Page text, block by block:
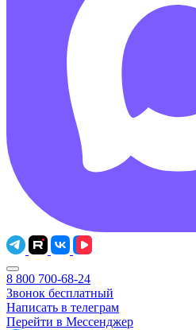
8 800 700-68-24
Звонок бесплатный
Написать в телеграм
Перейти в Мессенджер